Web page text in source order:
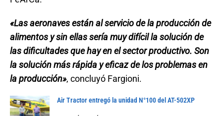
«Las aeronaves están al servicio de la producción de
alimentos y sin ellas sería muy difícil la solución de
las dificultades que hay en el sector productivo. Son
la solución más rápida y eficaz de los problemas en
la producción», concluyó Fargioni.
Air Tractor entregó la unidad N°100 del AT-502XP